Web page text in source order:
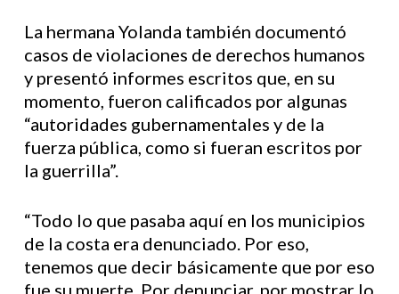
La hermana Yolanda también documentó
casos de violaciones de derechos humanos
y presentó informes escritos que, en su
momento, fueron calificados por algunas
“autoridades gubernamentales y de la
fuerza pública, como si fueran escritos por
la guerrilla”.
“Todo lo que pasaba aquí en los municipios
de la costa era denunciado. Por eso,
tenemos que decir básicamente que por eso
fue su muerte. Por denunciar, por mostrar lo